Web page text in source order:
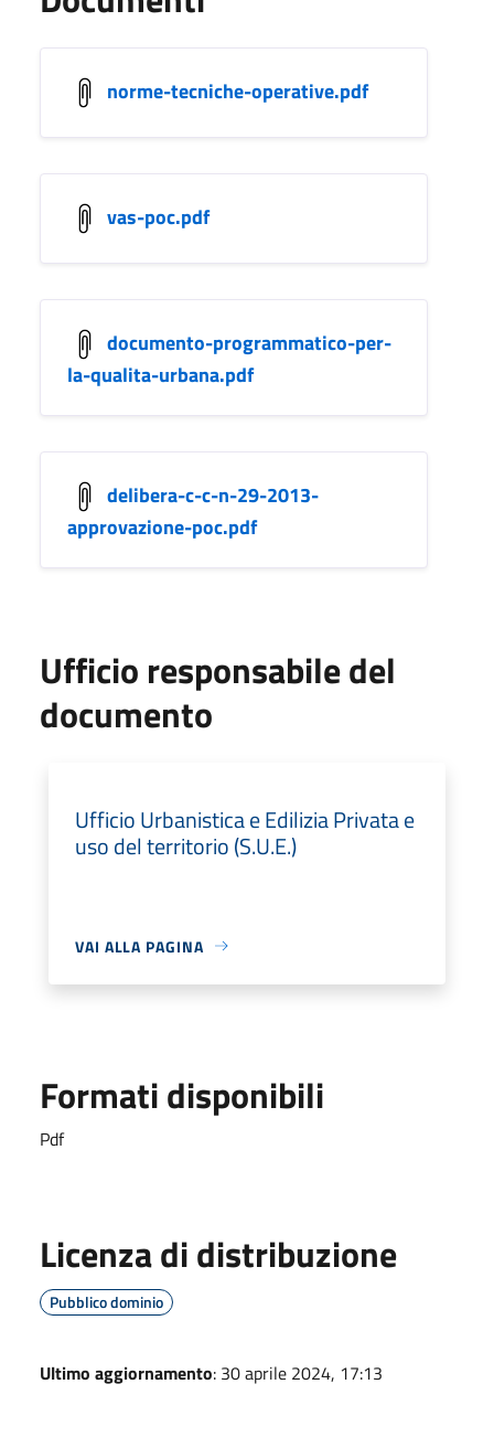
norme-tecniche-operative.pdf
vas-poc.pdf
documento-programmatico-per-
la-qualita-urbana.pdf
delibera-c-c-n-29-2013-
approvazione-poc.pdf
Ufficio responsabile del
documento
Ufficio Urbanistica e Edilizia Privata e
uso del territorio (S.U.E.)
VAI ALLA PAGINA
Formati disponibili
Pdf
Licenza di distribuzione
Pubblico dominio
Ultimo aggiornamento: 30 aprile 2024, 17:13